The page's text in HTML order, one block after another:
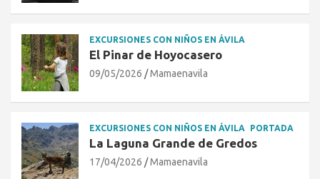
EXCURSIONES CON NIÑOS EN ÁVILA
El Pinar de Hoyocasero
09/05/2026 Mamaenavila
EXCURSIONES CON NIÑOS EN ÁVILA PORTADA
La Laguna Grande de Gredos
17/04/2026 Mamaenavila